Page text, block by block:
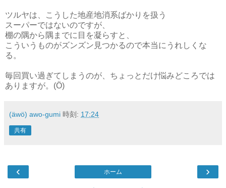
ツルヤは、こうした地産地消系ばかりを扱う
スーパーではないのですが、
棚の隅から隅までに目を凝らすと、
こういうものがズンズン見つかるので本当にうれしくな
る。
毎回買い過ぎてしまうのが、ちょっとだけ悩みどころでは
ありますが。(Ö)
(äwö) awo-gumi 時刻: 17:24
共有
‹ ›
ホーム